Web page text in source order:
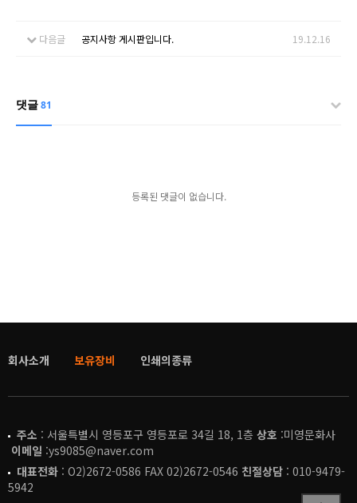
다음글 공지사항 게시판입니다. 19.12.16
댓글81
등록된 댓글이 없습니다.
회사소개 보유장비 인쇄의종류
주소 : 서울특별시 영등포구 영등포로 34길 18, 1층 상호 :미영문화사
이메일 :ys9085@naver.com
대표전화 : O2)2672-0586 FAX 02)2672-0546 친절상담 : 010-9479-
5942